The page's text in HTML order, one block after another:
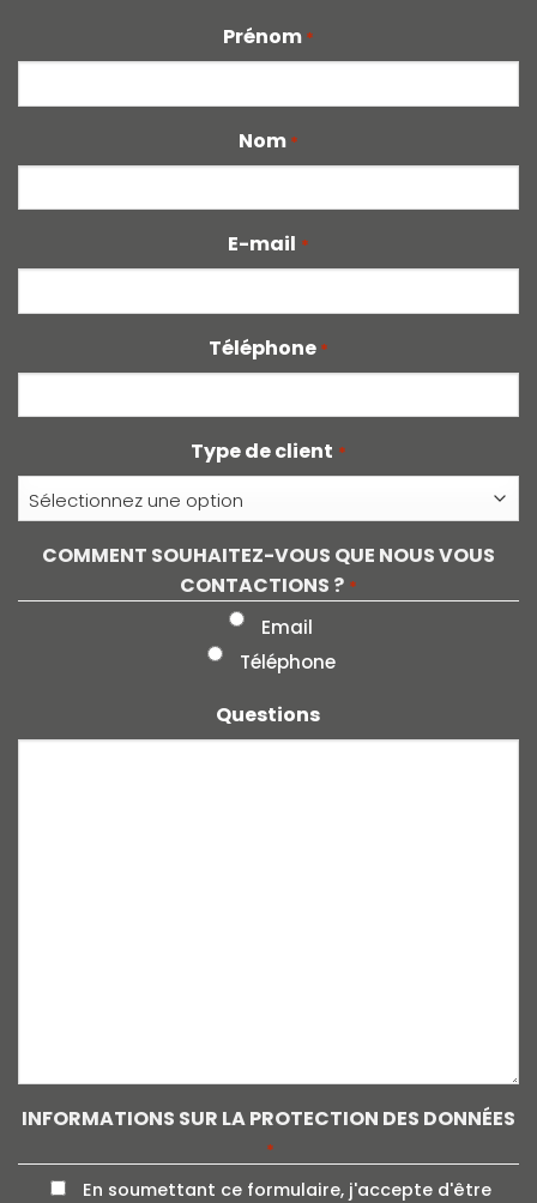
Prénom *
Nom *
E-mail *
Téléphone *
Type de client *
COMMENT SOUHAITEZ-VOUS QUE NOUS VOUS
CONTACTIONS ? *
Email
Téléphone
Questions
INFORMATIONS SUR LA PROTECTION DES DONNÉES
*
En soumettant ce formulaire, j'accepte d'être